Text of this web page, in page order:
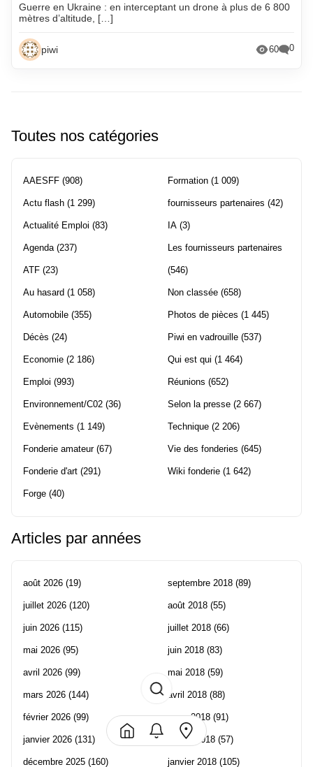
Guerre en Ukraine : en interceptant un drone à plus de 6 800
mètres d’altitude, […]
piwi 60 0
Toutes nos catégories
AAESFF (908)
Actu flash (1 299)
Actualité Emploi (83)
Agenda (237)
ATF (23)
Au hasard (1 058)
Automobile (355)
Décès (24)
Economie (2 186)
Emploi (993)
Environnement/C02 (36)
Evènements (1 149)
Fonderie amateur(67)
Fonderie d'art (291)
Forge (40)
Formation (1 009)
fournisseurs partenaires (42)
IA (3)
Les fournisseurs partenaires
(546)
Non classée (658)
Photos de pièces (1 445)
Piwi en vadrouille (537)
Qui est qui (1 464)
Réunions (652)
Selon la presse (2 667)
Technique (2 206)
Vie des fonderies (645)
Wiki fonderie (1 642)
Articles par années
août 2026 (19)
juillet 2026 (120)
juin 2026 (115)
mai 2026 (95)
avril 2026 (99)
mars 2026 (144)
février 2026 (99)
janvier 2026 (131)
décembre 2025 (160)
septembre 2018 (89)
août 2018 (55)
juillet 2018 (66)
juin 2018 (83)
mai 2018 (59)
avril 2018 (88)
mars 2018 (91)
février 2018 (57)
janvier 2018 (105)